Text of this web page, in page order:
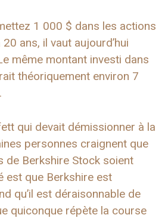
1 000 $ dans les actions
ans, il vaut aujourd’hui
même montant investi dans
théoriquement environ 7
qui devait démissionner à la
personnes craignent que
de Berkshire Stock soient
est que Berkshire est
qu’il est déraisonnable de
quiconque répète la course